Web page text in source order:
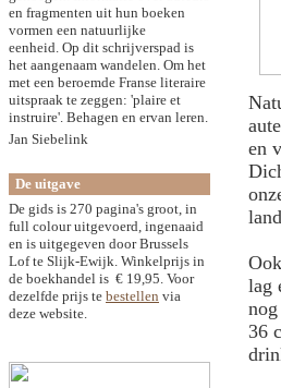
en fragmenten uit hun boeken
vormen een natuurlijke
eenheid. Op dit schrijverspad is
het aangenaam wandelen. Om het
met een beroemde Franse literaire
uitspraak te zeggen: 'plaire et
instruire'. Behagen en ervan leren.
Jan Siebelink
De uitgave
De gids is 270 pagina's groot, in
full colour uitgevoerd, ingenaaid
en is uitgegeven door Brussels
Lof te Slijk-Ewijk. Winkelprijs in
de boekhandel is € 19,95. Voor
dezelfde prijs te bestellen via
deze website.
en
lag
36